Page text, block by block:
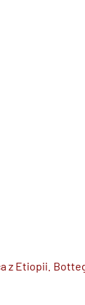
z Etiopii.